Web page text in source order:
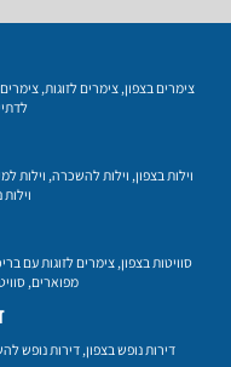
צימרים בצפון, צימרים לזוגות,
וילות בצפון, וילות להשכרה, וילות
סוויטות בצפון,צימרים לזוגות עם
מפוארים,
דירות נופש בצפון, דירות נופש